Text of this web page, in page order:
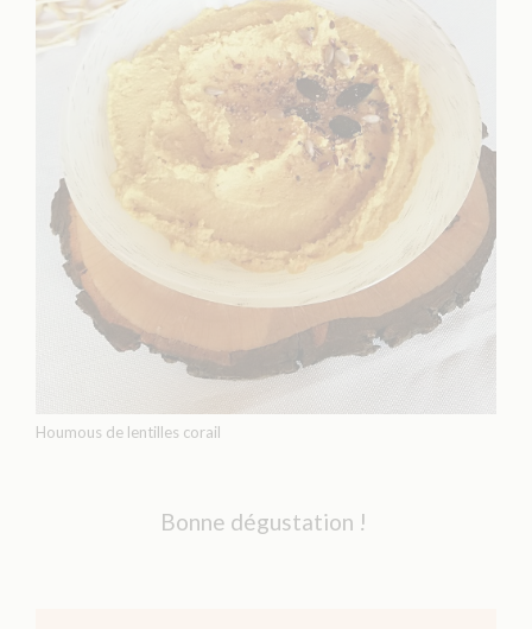
Houmous de lentilles corail
Bonne dégustation !